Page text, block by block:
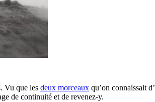
Vu que les deux morceaux qu’on connaissait d’
de continuité et de revenez-y.